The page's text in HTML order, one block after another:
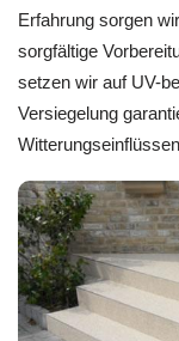
Erfahrung sorgen
sorgfältige
setzen wir auf UV-
Versiegelung